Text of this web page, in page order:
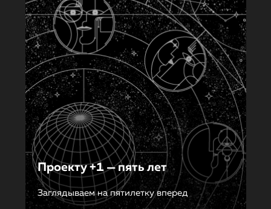
Проекту +1 — пять лет
Заглядываем на пятилетку вперед